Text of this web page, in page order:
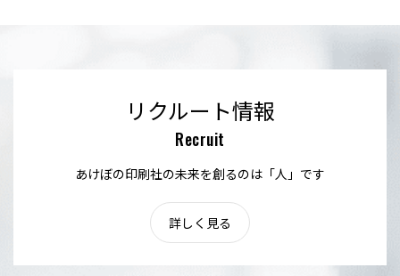
リクルート情報
Recruit
あけぼの印刷社の未来を創るのは「人」です
詳しく見る